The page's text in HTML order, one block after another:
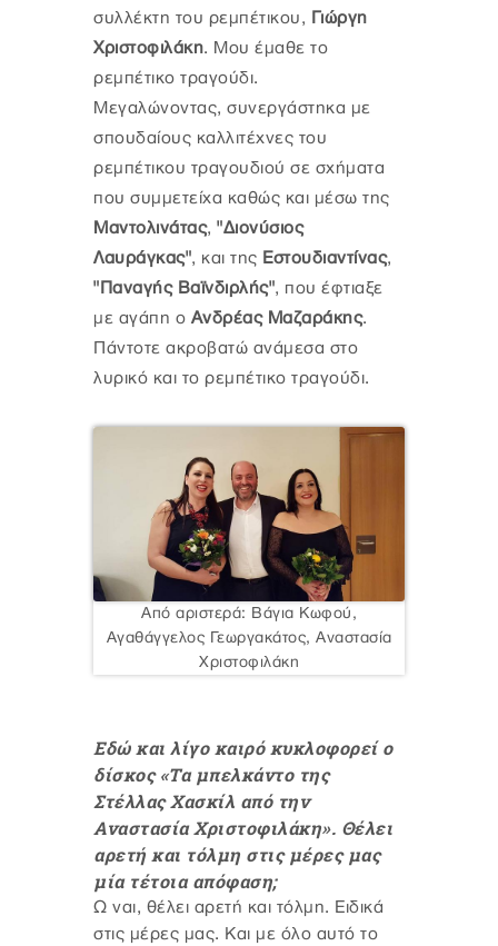
συλλέκτη του ρεμπέτικου, Γιώργη
Χριστοφιλάκη. Μου έμαθε το
ρεμπέτικο τραγούδι.
Μεγαλώνοντας, συνεργάστηκα με
σπουδαίους καλλιτέχνες του
ρεμπέτικου τραγουδιού σε σχήματα
που συμμετείχα καθώς και μέσω της
Μαντολινάτας, "Διονύσιος
Λαυράγκας", και της Εστουδιαντίνας,
"Παναγής Βαϊνδιρλής", που έφτιαξε
με αγάπη ο Ανδρέας Μαζαράκης.
Πάντοτε ακροβατώ ανάμεσα στο
λυρικό και το ρεμπέτικο τραγούδι.
Από αριστερά: Βάγια Κωφού,
Αγαθάγγελος Γεωργακάτος, Αναστασία
Χριστοφιλάκη
Εδώ και λίγο καιρό κυκλοφορεί ο
δίσκος «Τα μπελκάντο της
Στέλλας Χασκίλ από την
Αναστασία Χριστοφιλάκη». Θέλει
αρετή και τόλμη στις μέρες μας
μία τέτοια απόφαση;
Ω ναι, θέλει αρετή και τόλμη. Ειδικά
στις μέρες μας. Και με όλο αυτό το